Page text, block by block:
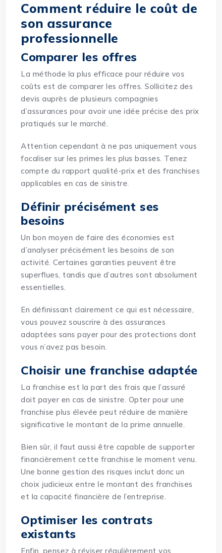
Comment réduire le coût de
son assurance
professionnelle
Comparer les offres
La méthode la plus efficace pour réduire vos
coûts est de comparer les offres. Sollicitez des
devis auprès de plusieurs compagnies
d’assurances pour avoir une idée précise des prix
pratiqués sur le marché.
Attention cependant à ne pas uniquement vous
focaliser sur les primes les plus basses. Tenez
compte du rapport qualité-prix et des franchises
applicables en cas de sinistre.
Définir précisément ses
besoins
Un bon moyen de faire des économies est
d’analyser précisément les besoins de son
activité. Certaines garanties peuvent être
superflues, tandis que d’autres sont absolument
essentielles.
En définissant clairement ce qui est nécessaire,
vous pouvez souscrire à des assurances
adaptées sans payer pour des protections dont
vous n’avez pas besoin.
Choisir une franchise adaptée
La franchise est la part des frais que l’assuré
doit payer en cas de sinistre. Opter pour une
franchise plus élevée peut réduire de manière
significative le montant de la prime annuelle.
Bien sûr, il faut aussi être capable de supporter
financièrement cette franchise le moment venu.
Une bonne gestion des risques inclut donc un
choix judicieux entre le montant des franchises
et la capacité financière de l’entreprise.
Optimiser les contrats
existants
Enfin, pensez à réviser régulièrement vos